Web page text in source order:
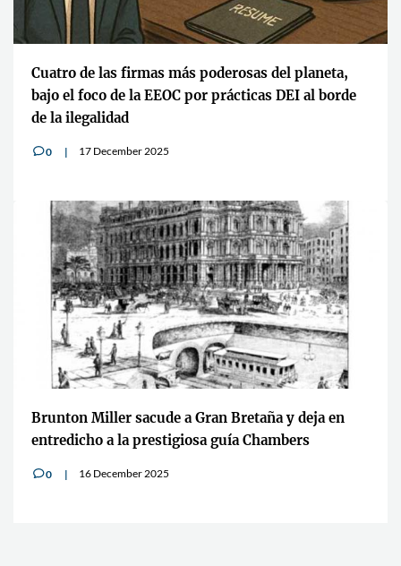
Cuatro de las firmas más poderosas del planeta,
bajo el foco de la EEOC por prácticas DEI al borde
de la ilegalidad
v0 17 December 2025
Brunton Miller sacude a Gran Bretaña y deja en
entredicho a la prestigiosa guía Chambers
v0 16 December 2025